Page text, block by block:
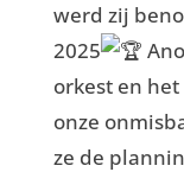
werd zij
2025
orkest en
onze
ze de